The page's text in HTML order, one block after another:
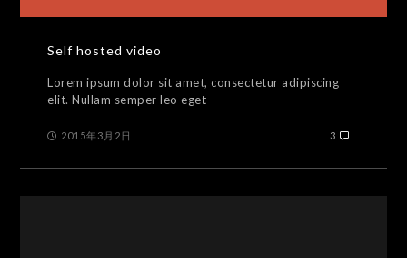
Self hosted video
Lorem ipsum dolor sit amet, consectetur adipiscing
elit. Nullam semper leo eget
3
2015年3月2日